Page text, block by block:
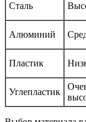
Сталь
Алюминий
Пластик
Углепластик